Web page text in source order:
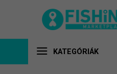
KATEGÓRIÁK